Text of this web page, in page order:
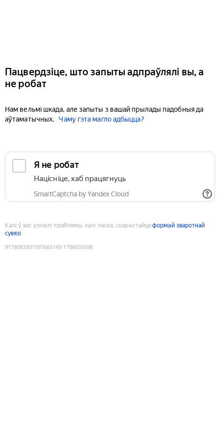
Пацвердзіце, што запыты адпраўлялі вы, а
не робат
Нам вельмі шкада, але запыты з вашай прылады падобныя да
аўтаматычных.
Чаму гэта магло адбыцца?
Я не робат
Націсніце, каб працягнуць
SmartCaptcha by Yandex Cloud
Калі ў вас узніклі праблемы, калі ласка, скарыстайцеформай зваротнай
сувязі
9178093931597665149:1786031698